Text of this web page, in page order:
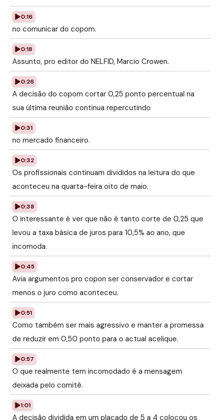
0:16
no comunicar do copom.
0:18
Assunto, pro editor do NELFID, Marcio Crowen.
0:26
A decisão do copom cortar 0,25 ponto percentual na
sua última reunião continua repercutindo
0:31
no mercado financeiro.
0:32
Os profissionais continuam divididos na leitura do que
aconteceu na quarta-feira oito de maio.
0:38
O interessante é ver que não é tanto corte de 0,25 que
levou a taxa básica de juros para 10,5% ao ano, que
incomoda.
0:45
Avia argumentos pro copon ser conservador e cortar
menos o juro como aconteceu.
0:51
Como também ser mais agressivo e manter a promessa
de reduzir em 0,50 ponto para o actual acelique.
0:57
O que realmente tem incomodado é a mensagem
deixada pelo comitê.
1:01
A decisão dividida em um placado de 5 a 4 colocou os